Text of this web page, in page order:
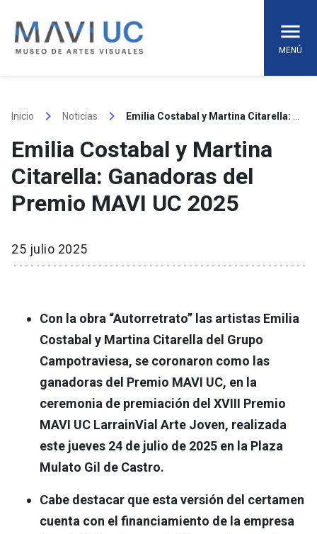
content
MENÚ
Inicio keyboard_arrow_right Noticias keyboard_arrow_right
Emilia Costabal y Martina
Citarella: Ganadoras del
Premio MAVI UC 2025
25 julio 2025
Con la obra “Autorretrato” las artistas Emilia
Costabal y Martina Citarella del Grupo
Campotraviesa, se coronaron como las
ganadoras del Premio MAVI UC, en la
ceremonia de premiación del XVIII Premio
MAVI UC LarrainVial Arte Joven, realizada
este jueves 24 de julio de 2025 en la Plaza
Mulato Gil de Castro.
Cabe destacar que esta versión del certamen
cuenta con el financiamiento de la empresa